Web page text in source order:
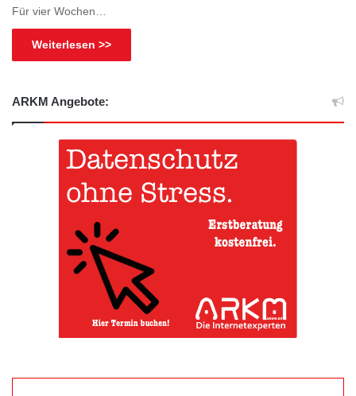
Für vier Wochen…
Weiterlesen >>
ARKM Angebote: